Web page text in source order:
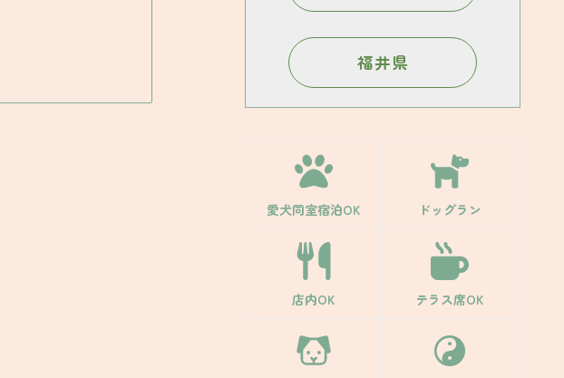
福井県
愛犬同室宿泊OK ドッグラン
店内OK テラス席OK